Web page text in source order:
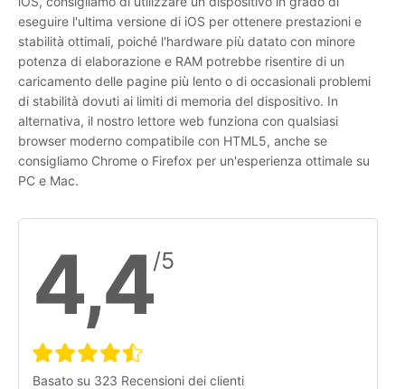
eseguire l'ultima versione di iOS per ottenere prestazioni e
stabilità ottimali, poiché l'hardware più datato con minore
potenza di elaborazione e RAM potrebbe risentire di un
caricamento delle pagine più lento o di occasionali problemi
di stabilità dovuti ai limiti di memoria del dispositivo. In
alternativa, il nostro lettore web funziona con qualsiasi
browser moderno compatibile con HTML5, anche se
consigliamo Chrome o Firefox per un'esperienza ottimale su
PC e Mac.
4,4/5
Basato su 323 Recensioni dei clienti